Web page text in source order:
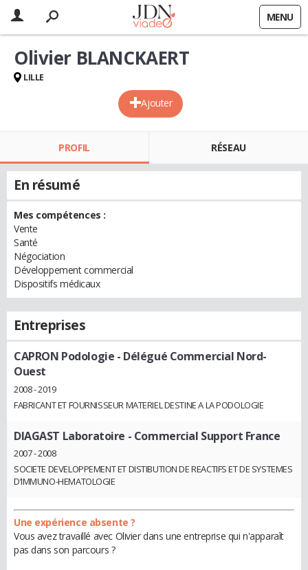
MENU
Ajouter
Olivier BLANCKAERT
LILLE
PROFIL RÉSEAU
En résumé
Mes compétences :
Vente
Santé
Négociation
Développement commercial
Dispositifs médicaux
Entreprises
CAPRON Podologie - Délégué Commercial Nord-
Ouest
2008 - 2019
FABRICANT ET FOURNISSEUR MATERIEL DESTINE A LA PODOLOGIE
DIAGAST Laboratoire - Commercial Support France
2007 - 2008
SOCIETE DEVELOPPEMENT ET DISTIBUTION DE REACTIFS ET DE SYSTEMES
D’IMMUNO-HEMATOLOGIE
Une expérience absente ?
Vous avez travaillé avec Olivier dans une entreprise qui n'apparaît
pas dans son parcours ?